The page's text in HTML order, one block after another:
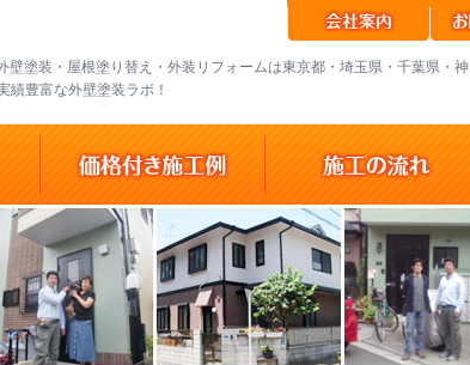
壁塗装・屋根塗り替え・外装リフォームは東京都・埼玉県・千葉県・神
績豊富な外壁塗装ラボ！